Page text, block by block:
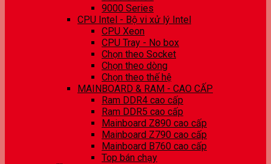
9000 Series
CPU Intel - Bộ vi xử lý Intel
CPU Xeon
CPU Tray - No box
Chọn theo Socket
Chọn theo dòng
Chọn theo thế hệ
MAINBOARD & RAM - CAO CẤP
Ram DDR4 cao cấp
Ram DDR5 cao cấp
Mainboard Z890 cao cấp
Mainboard Z790 cao cấp
Mainboard B760 cao cấp
Top bán chạy